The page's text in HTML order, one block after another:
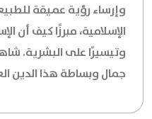
وإرساء رؤية عميقة
الإسلامية، مبرزًا كيف أن
وتيسيرًا على البشرية.
جمال وبساطة هذا الدين